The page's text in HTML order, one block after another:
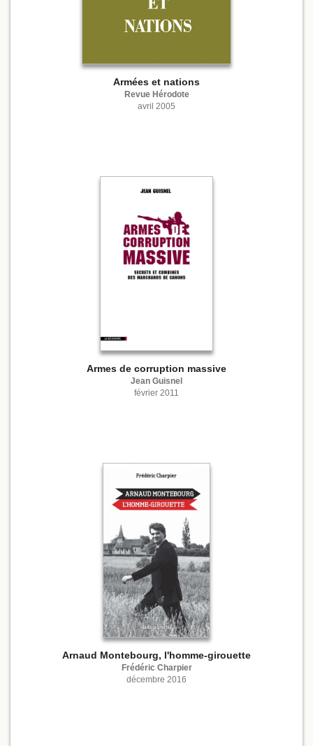
Armées et nations
Revue Hérodote
avril 2005
Armes de corruption massive
Jean Guisnel
février 2011
Arnaud Montebourg, l'homme-girouette
Frédéric Charpier
décembre 2016